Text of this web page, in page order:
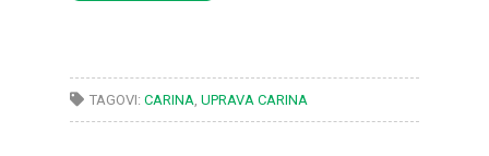
TAGOVI: CARINA, UPRAVA CARINA